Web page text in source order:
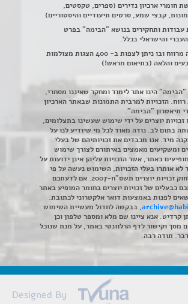
חומרי ארכיון נדירים (ספרים, טקסטים,
קבצי שמע, סרטים תיעודיים והיסטוריים)
עבודות ותחקירים בנושא "הבימה" בפרט
והישראלי בכלל.
חדר הצפייה מרווח ובו ניתן לצפות ב- 400 הצגות מצולמות
והלאה (בתיאום מראש!)
"הבימה" הינו אתר לימוד ומחקר שאיננו מסחרי,
הזכויות למרבית התמונות שבאתר הארכיון
תיאטרון "הבימה".
זכויות יוצרים על ידי שימוש שעשינו בתצלומים,
בתום לב. נודה מאוד לכל מי שיודיע לנו על
מיד. אנו מכבדים את זכויותיהם של בעלי
ומשקיעים מאמצים באיתורם לצורך שימוש
באתר, אשר הזכויות עליהן אינן ידועות על
לא אותרו בעלי הזכויות, השימוש נעשה על פי
סעיף 27א לחוק זכויות יוצרים תשס"ח-2007. אם לדעתכם
כבעלים של זכויות יוצרים בחומר המופיע באתר
לפנות באמצעות דואר אלקטרוני לכתובת:
, בבקשה לחדול מעשיית השימוש
קרדיט. אנא ציינו שם מלא ומספר טלפון וכן
מסך וקישור לדף הרלוונטי באתר, על מנת שנוכל
תודה רבה.
Designed By